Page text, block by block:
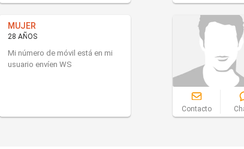
MUJER
28 AÑOS
Mi número de móvil está en mi
usuario envíen WS
Contacto